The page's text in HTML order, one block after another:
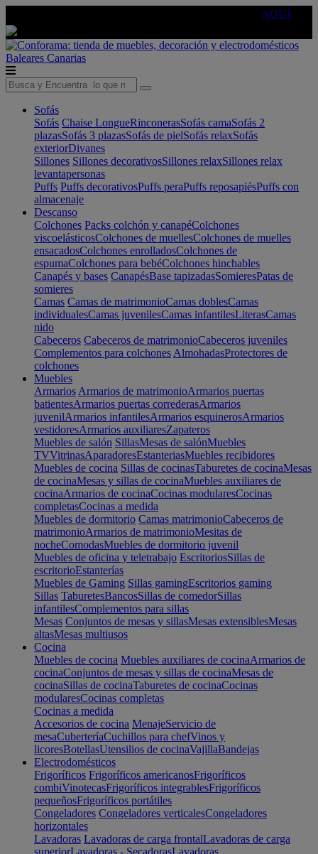
AQUÍ
Baleares Canarias
Sofás
Sofás Chaise LongueRinconerasSofás camaSofás 2
plazasSofás 3 plazasSofás de pielSofás relaxSofás
exteriorDivanes
Sillones Sillones decorativosSillones relaxSillones relax
levantapersonas
Puffs Puffs decorativosPuffs peraPuffs reposapiésPuffs con
almacenaje
Descanso
Colchones Packs colchón y canapéColchones
viscoelásticosColchones de muellesColchones de muelles
ensacadosColchones enrolladosColchones de
espumaColchones para bebéColchones hinchables
Canapés y bases CanapésBase tapizadasSomieresPatas de
somieres
Camas Camas de matrimonioCamas doblesCamas
individualesCamas juvenilesCamas infantilesLiterasCamas
nido
Cabeceros Cabeceros de matrimonioCabeceros juveniles
Complementos para colchones AlmohadasProtectores de
colchones
Muebles
Armarios Armarios de matrimonioArmarios puertas
batientesArmarios puertas correderasArmarios
juvenilArmarios infantilesArmarios esquinerosArmarios
vestidoresArmarios auxiliaresZapateros
Muebles de salón SillasMesas de salónMuebles
TVVitrinasAparadoresEstanteriasMuebles recibidores
Muebles de cocina Sillas de cocinasTaburetes de cocinaMesas
de cocinaMesas y sillas de cocinaMuebles auxiliares de
cocinaArmarios de cocinaCocinas modularesCocinas
completasCocinas a medida
Muebles de dormitorio Camas matrimonioCabeceros de
matrimonioArmarios de matrimonioMesitas de
nocheComodasMuebles de dormitorio juvenil
Muebles de oficina y teletrabajo EscritoriosSillas de
escritorioEstanterías
Muebles de Gaming Sillas gamingEscritorios gaming
Sillas TaburetesBancosSillas de comedorSillas
infantilesComplementos para sillas
Mesas Conjuntos de mesas y sillasMesas extensiblesMesas
altasMesas multiusos
Cocina
Muebles de cocina Muebles auxiliares de cocinaArmarios de
cocinaConjuntos de mesas y sillas de cocinaMesas de
cocinaSillas de cocinaTaburetes de cocinaCocinas
modularesCocinas completas
Cocinas a medida
Accesorios de cocina MenajeServicio de
mesaCuberteríaCuchillos para chefVinos y
licoresBotellasUtensilios de cocinaVajillaBandejas
Electrodomésticos
Frigoríficos Frigoríficos americanosFrigoríficos
combiVinotecasFrigoríficos integrablesFrigoríficos
pequeñosFrigoríficos portátiles
Congeladores Congeladores verticalesCongeladores
horizontales
Lavadoras Lavadoras de carga frontalLavadoras de carga
superiorLavadoras - SecadorasLavadoras